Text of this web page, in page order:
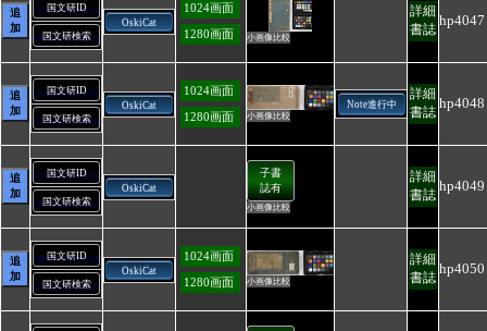
追
加
国文研ID
国文研検索
OskiCat
1024画面
1280画面 小画像比較
詳細
書誌
hp4047
追
加
国文研ID
国文研検索
OskiCat
1024画面
1280画面 小画像比較
Note進行中
詳細
書誌
hp4048
追
加
国文研ID
国文研検索
OskiCat
子書
誌有
小画像比較
詳細
書誌
hp4049
追
加
国文研ID
国文研検索
OskiCat
1024画面
1280画面 小画像比較
詳細
書誌
hp4050